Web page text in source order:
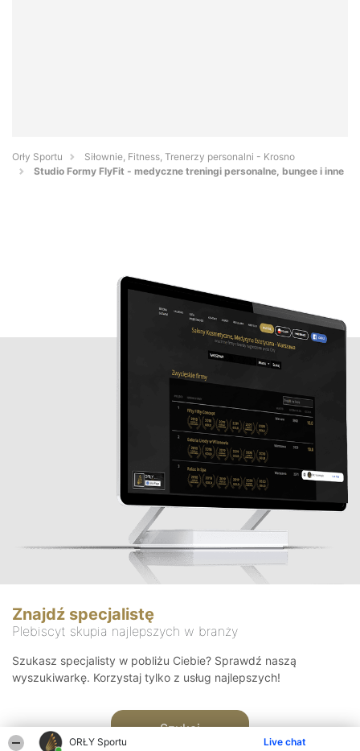
ORŁY Sportu Live chat
Orły Sportu
Siłownie, Fitness, Trenerzy personalni - Krosno
Studio Formy FlyFit - medyczne treningi personalne, bungee i inne
Znajdź specjalistę
Plebiscyt skupia najlepszych w branży
Szukasz specjalisty w pobliżu Ciebie? Sprawdź naszą
wyszukiwarkę. Korzystaj tylko z usług najlepszych!
Szukaj